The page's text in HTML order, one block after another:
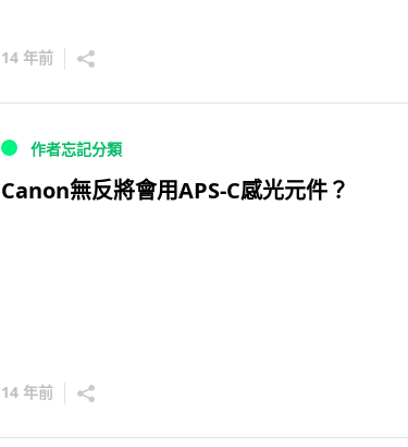
14 年前
作者忘記分類
Canon無反將會用APS-C感光元件？
14 年前